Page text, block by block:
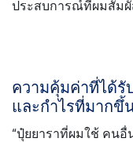
ประสบการณ์ที่ผมสัมผั
ความคุ้มค่าที่ได้
และกำไรที่มากขึ้
“ปุ๋ยยาราที่ผมใช้ คน